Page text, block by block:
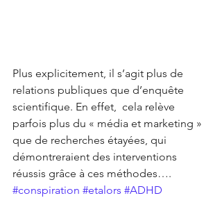
Plus explicitement, il s’agit plus de
relations publiques que d’enquête
scientifique. En effet,  cela relève
parfois plus du « média et marketing »
que de recherches étayées, qui
démontreraient des interventions
réussis grâce à ces méthodes….
#conspiration #etalors #ADHD